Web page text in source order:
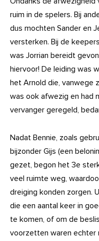
ruim in de spelers. Bij
dus mochten Sander en
versterken. Bij de
was Jorrian bereidt
hiervoor! De leiding was
het Arnold die, vanwege
was ook afwezig en had
vervanger geregeld,
Nadat Bennie, zoals
bijzonder Gijs (een
gezet, begon het 3e
veel ruimte weg,
dreiging konden zorgen.
die een aantal keer in
te komen, of om de
voorzetten waren echter